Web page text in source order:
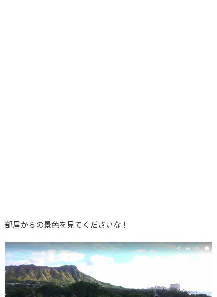
部屋からの景色を見てくださいな！